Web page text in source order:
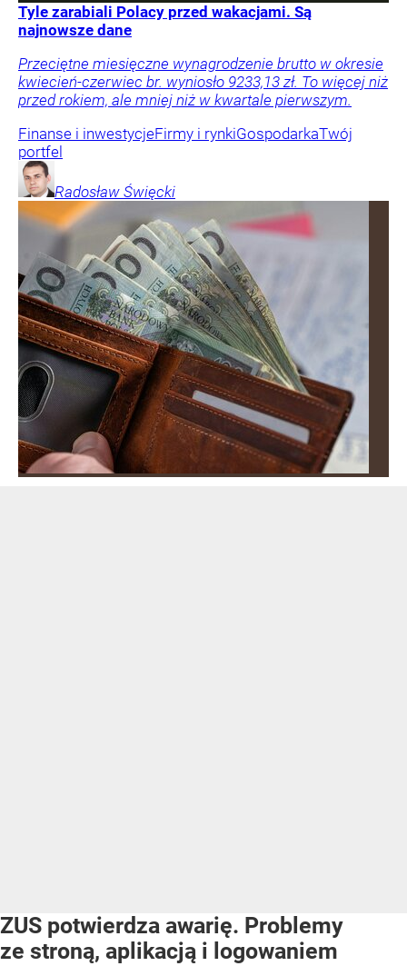
Tyle zarabiali Polacy przed wakacjami. Są
najnowsze dane
Przeciętne miesięczne wynagrodzenie brutto w okresie
kwiecień-czerwiec br. wyniosło 9233,13 zł. To więcej niż
przed rokiem, ale mniej niż w kwartale pierwszym.
Finanse i inwestycjeFirmy i rynkiGospodarkaTwój
portfel
Radosław Święcki
ZUS potwierdza awarię. Problemy
ze stroną, aplikacją i logowaniem